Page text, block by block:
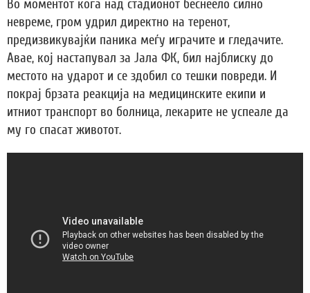
Во моментот кога над стадионот беснеело силно
невреме, гром удрил директно на теренот,
предизвикувајќи паника меѓу играчите и гледачите.
Авае, кој настапувал за Јала ФК, бил најблиску до
местото на ударот и се здобил со тешки повреди. И
покрај брзата реакција на медицинските екипи и
итниот транспорт во болница, лекарите не успеале да
му го спасат животот.